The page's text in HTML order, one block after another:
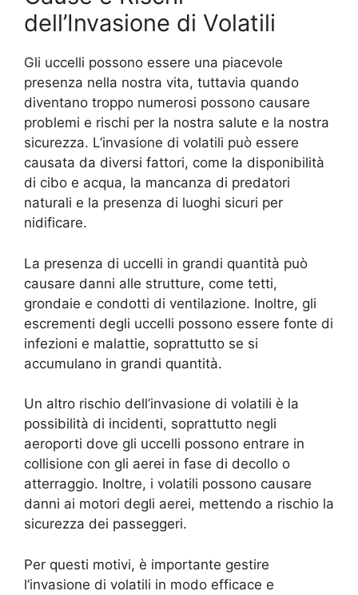
dell’Invasione di Volatili
Gli uccelli possono essere una piacevole
presenza nella nostra vita, tuttavia quando
diventano troppo numerosi possono causare
problemi e rischi per la nostra salute e la nostra
sicurezza. L’invasione di volatili può essere
causata da diversi fattori, come la disponibilità
di cibo e acqua, la mancanza di predatori
naturali e la presenza di luoghi sicuri per
nidificare.
La presenza di uccelli in grandi quantità può
causare danni alle strutture, come tetti,
grondaie e condotti di ventilazione. Inoltre, gli
escrementi degli uccelli possono essere fonte di
infezioni e malattie, soprattutto se si
accumulano in grandi quantità.
Un altro rischio dell’invasione di volatili è la
possibilità di incidenti, soprattutto negli
aeroporti dove gli uccelli possono entrare in
collisione con gli aerei in fase di decollo o
atterraggio. Inoltre, i volatili possono causare
danni ai motori degli aerei, mettendo a rischio la
sicurezza dei passeggeri.
Per questi motivi, è importante gestire
l’invasione di volatili in modo efficace e